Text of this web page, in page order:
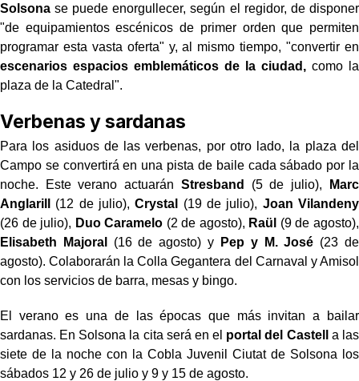
Solsona se puede enorgullecer, según el regidor, de disponer
"de equipamientos escénicos de primer orden que permiten
programar esta vasta oferta" y, al mismo tiempo, "convertir en
escenarios espacios emblemáticos de la ciudad,como la
plaza de la Catedral".
Verbenas y sardanas
Para los asiduos de las verbenas, por otro lado, la plaza del
Campo se convertirá en una pista de baile cada sábado por la
noche. Este verano actuarán Stresband (5 de julio),
Marc
Anglarill
(12 de julio),Crystal (19 de julio), Joan Vilandeny
(26 de julio), Duo Caramelo (2 de agosto), Raül
(9 de agosto),
Elisabeth Majoral
(16 de agosto) y Pep y M. José (23 de
agosto). Colaborarán la Colla Gegantera del Carnaval y Amisol
con los servicios de barra, mesas y bingo.
El verano es una de las épocas que más invitan a bailar
sardanas. En Solsona la cita será en el portal del Castell
a las
siete de la noche con la Cobla Juvenil Ciutat de Solsona los
sábados 12 y 26 de julio y 9 y 15 de agosto.